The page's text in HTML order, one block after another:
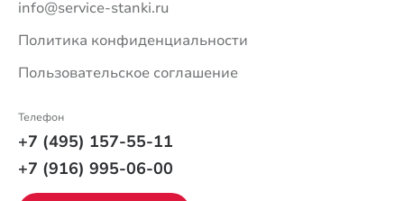
info@service-stanki.ru
Политика конфиденциальности
Пользовательское соглашение
Телефон
+7 (495) 157-55-11
+7 (916) 995-06-00